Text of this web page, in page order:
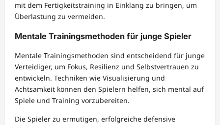
mit dem Fertigkeitstraining in Einklang zu bringen, um
Überlastung zu vermeiden.
Mentale Trainingsmethoden für junge Spieler
Mentale Trainingsmethoden sind entscheidend für junge
Verteidiger, um Fokus, Resilienz und Selbstvertrauen zu
entwickeln. Techniken wie Visualisierung und
Achtsamkeit können den Spielern helfen, sich mental auf
Spiele und Training vorzubereiten.
Die Spieler zu ermutigen, erfolgreiche defensive